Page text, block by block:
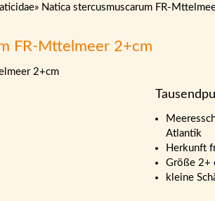
» Natica stercusmuscarum FR-
FR-Mttelmeer 2+cm
Atlantik
Herkunft
Größe 2+
kleine